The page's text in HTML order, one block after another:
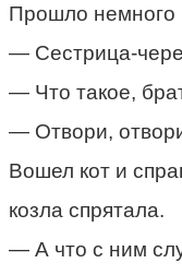
Прошло немного
— Сестрица-
— Что такое,
— Отвори,
Вошел кот и
козла спрятала.
— А что с ним